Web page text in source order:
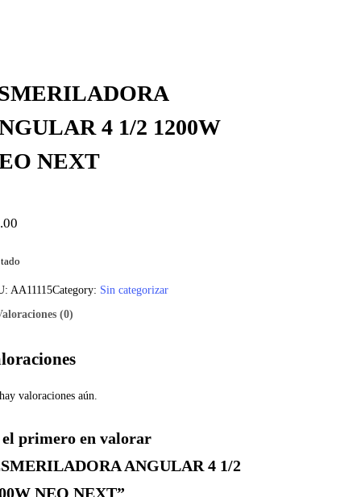
4 1/2 1200W
NEXT
AA11115Category: Sin categorizar
(0)
valoraciones aún.
el primero en valorar
ANGULAR 4 1/2
NEO NEXT”